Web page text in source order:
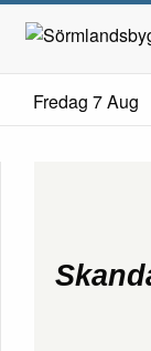
Fredag 7 Aug